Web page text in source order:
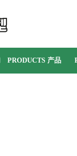
PRODUCTS 产品